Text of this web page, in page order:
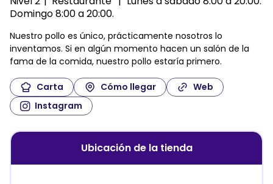
Domingo8:00 a 20:00
Nuestro pollo es único, prácticamente nosotros lo
inventamos. Si en algún momento hacen un salón de la
fama de la comida, nuestro pollo estaría primero.
Carta Cómo llegar
Web
Instagram
Ubicación de la tienda